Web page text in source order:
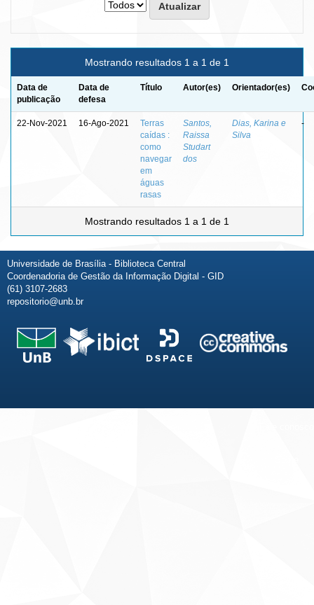
Mostrando resultados 1 a 1 de 1
Data de
publicação
Data de
defesa
Título Autor(es) Orientador(es)
22-Nov-2021 16-Ago-2021
Terras
caídas :
como
navegar
em
águas
rasas
Santos,
Raissa
Studart
dos
Dias, Karina e
Silva
-
Mostrando resultados 1 a 1 de 1
Universidade de Brasília - Biblioteca Central
Coordenadoria de Gestão da Informação Digital - GID
(61) 3107-2683
repositorio@unb.br